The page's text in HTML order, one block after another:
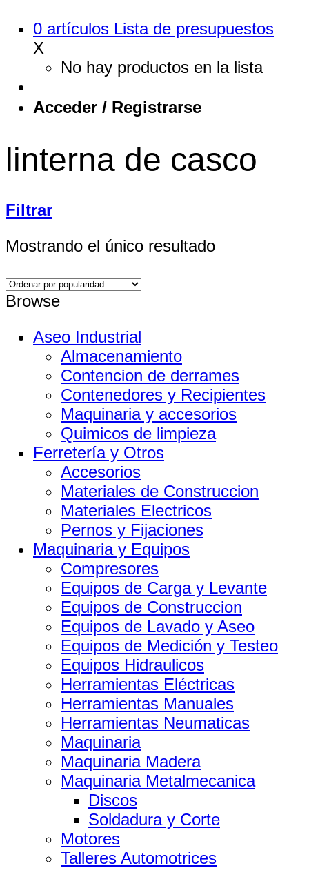
0 artículos Lista de presupuestos
X
No hay productos en la lista
Acceder / Registrarse
linterna de casco
Filtrar
Mostrando el único resultado
Browse
Aseo Industrial
Almacenamiento
Contencion de derrames
Contenedores y Recipientes
Maquinaria y accesorios
Quimicos de limpieza
Ferretería y Otros
Accesorios
Materiales de Construccion
Materiales Electricos
Pernos y Fijaciones
Maquinaria y Equipos
Compresores
Equipos de Carga y Levante
Equipos de Construccion
Equipos de Lavado y Aseo
Equipos de Medición y Testeo
Equipos Hidraulicos
Herramientas Eléctricas
Herramientas Manuales
Herramientas Neumaticas
Maquinaria
Maquinaria Madera
Maquinaria Metalmecanica
Discos
Soldadura y Corte
Motores
Talleres Automotrices